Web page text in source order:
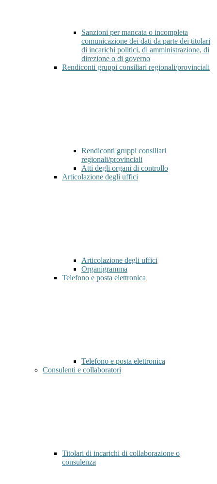
Sanzioni per mancata o incompleta
comunicazione dei dati da parte dei titolari
di incarichi politici, di amministrazione, di
direzione o di governo
Rendiconti gruppi consiliari regionali/provinciali
Rendiconti gruppi consiliari
regionali/provinciali
Atti degli organi di controllo
Articolazione degli uffici
Articolazione degli uffici
Organigramma
Telefono e posta elettronica
Telefono e posta elettronica
Consulenti e collaboratori
Titolari di incarichi di collaborazione o
consulenza